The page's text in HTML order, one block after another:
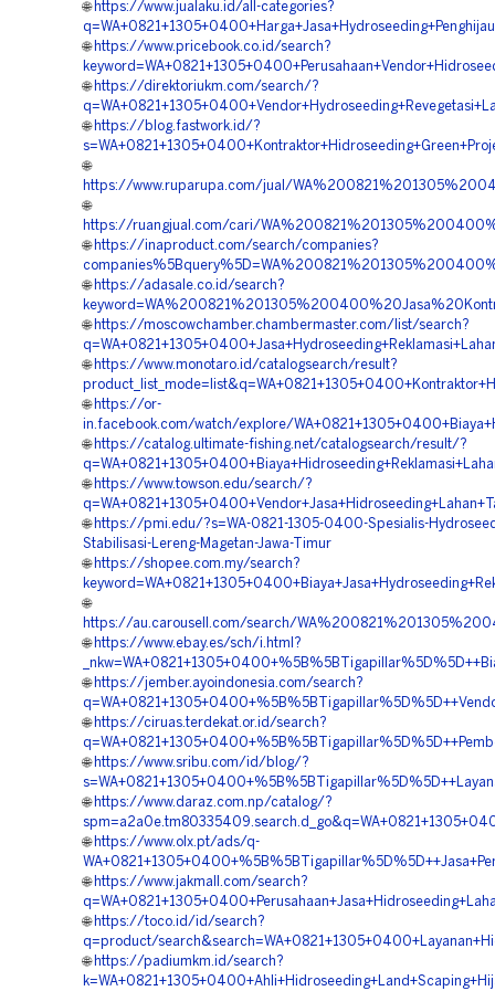
🌐 https://www.jualaku.id/all-categories?
🌐 https://www.pricebook.co.id/search?
🌐 https://direktoriukm.com/search/?
🌐 https://blog.fastwork.id/?
🌐
https://www.ruparupa.com/jual/
🌐
https://ruangjual.com/cari/
🌐 https://inaproduct.com/search/companies?
🌐 https://adasale.co.id/search?
🌐 https://moscowchamber.chambermaster.com/list/search?
🌐 https://www.monotaro.id/catalogsearch/result?
🌐 https://or-
in.facebook.com/watch/explore/
🌐 https://catalog.ultimate-fishing.net/catalogsearch/result/?
🌐 https://www.towson.edu/search/?
🌐 https://pmi.edu/?s=WA-0821-1305-0400-Spesialis-
Stabilisasi-Lereng-Magetan-Jawa-Timur
🌐 https://shopee.com.my/search?
🌐
https://au.carousell.com/search/
🌐 https://www.ebay.es/sch/i.html?
🌐 https://jember.ayoindonesia.com/search?
🌐 https://ciruas.terdekat.or.id/search?
🌐 https://www.sribu.com/id/blog/?
🌐 https://www.daraz.com.np/catalog/?
🌐 https://www.olx.pt/ads/q-
🌐 https://www.jakmall.com/search?
🌐 https://toco.id/id/search?
q=product/
🌐 https://padiumkm.id/search?